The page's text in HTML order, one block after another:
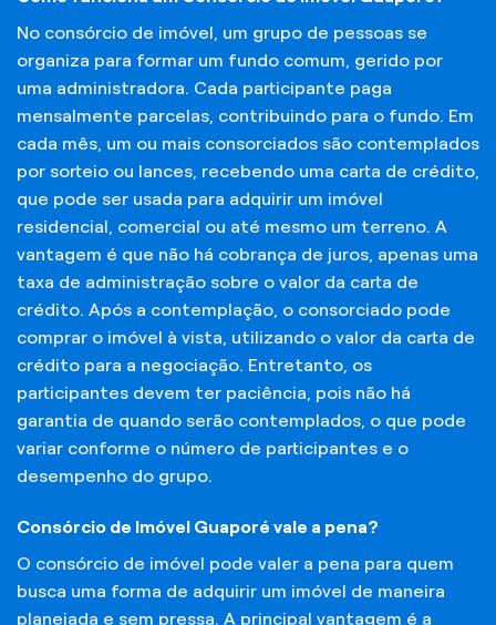
No consórcio de imóvel, um grupo de pessoas se
organiza para formar um fundo comum, gerido por
uma administradora. Cada participante paga
mensalmente parcelas, contribuindo para o fundo. Em
cada mês, um ou mais consorciados são contemplados
por sorteio ou lances, recebendo uma carta de crédito,
que pode ser usada para adquirir um imóvel
residencial, comercial ou até mesmo um terreno. A
vantagem é que não há cobrança de juros, apenas uma
taxa de administração sobre o valor da carta de
crédito. Após a contemplação, o consorciado pode
comprar o imóvel à vista, utilizando o valor da carta de
crédito para a negociação. Entretanto, os
participantes devem ter paciência, pois não há
garantia de quando serão contemplados, o que pode
variar conforme o número de participantes e o
desempenho do grupo.
Consórcio de Imóvel Guaporé vale a pena?
O consórcio de imóvel pode valer a pena para quem
busca uma forma de adquirir um imóvel de maneira
planejada e sem pressa. A principal vantagem é a